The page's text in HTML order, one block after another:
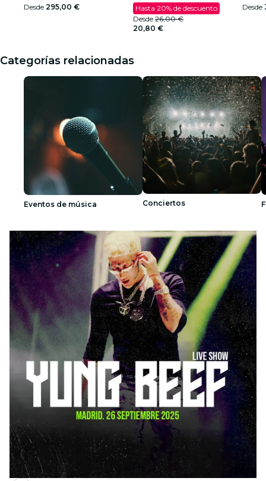
Desde 295,00 €
Hasta 20% de descuento
Desde 26,00 €
20,80 €
Desde
Categorías relacionadas
Eventos de música Conciertos